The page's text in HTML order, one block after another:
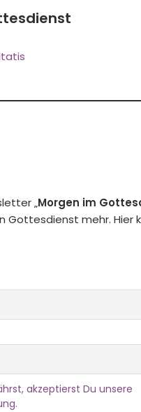
„Morgen im
Gottesdienst mehr. Hier
akzeptierst Du unsere